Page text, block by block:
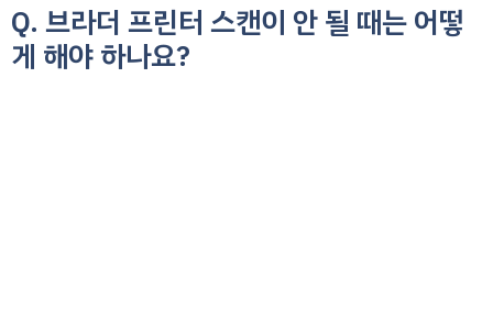
Q. 브라더 프린터 스캔이 안 될 때는 어떻
게 해야 하나요?